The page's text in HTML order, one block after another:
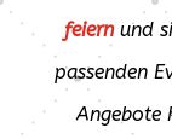
feiernund
passenden
Angebote